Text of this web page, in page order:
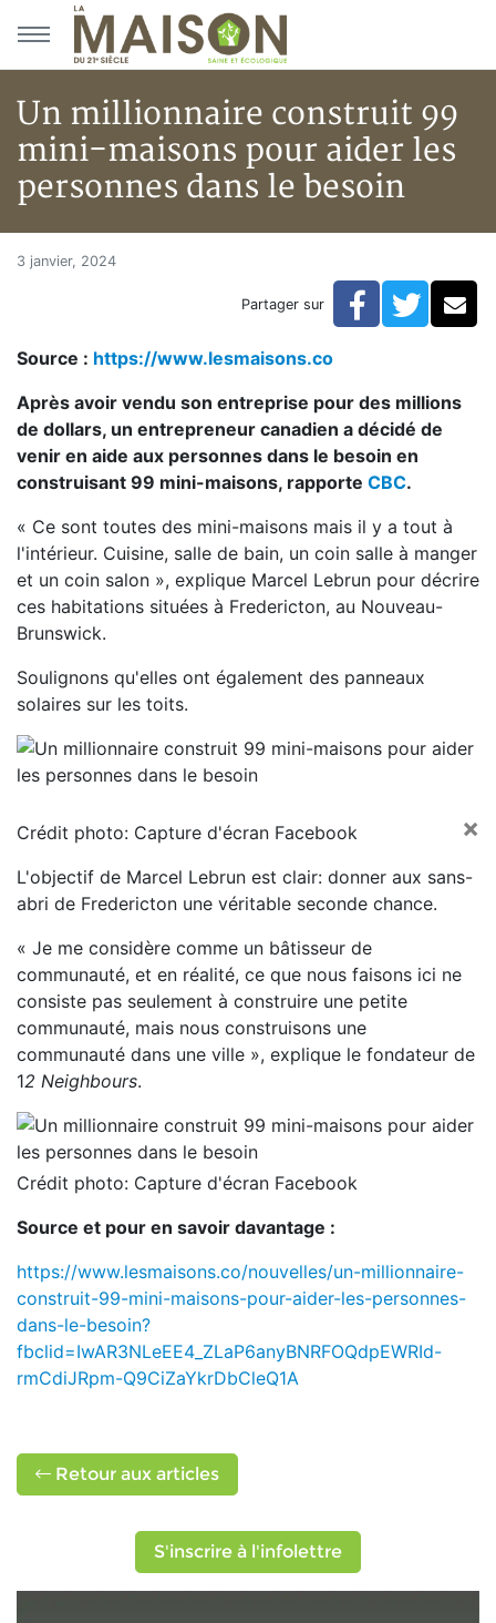
Aller au menu principal
Aller au contenu principal
Un millionnaire construit 99
mini-maisons pour aider les
personnes dans le besoin
Accueil
Un millionnaire construit 99
3 janvier, 2024
Partager sur Facebook
Source : https://www.lesmaisons.co
Après avoir vendu son entreprise pour des millions
de dollars, un entrepreneur canadien a décidé de
venir en aide aux personnes dans le besoin en
construisant 99 mini-maisons, rapporte CBC.
« Ce sont toutes des mini-maisons mais il y a tout à
l'intérieur. Cuisine, salle de bain, un coin salle à manger
et un coin salon », explique Marcel Lebrun pour décrire
ces habitations situées à Fredericton, au Nouveau-
Brunswick.
Soulignons qu'elles ont également des panneaux
solaires sur les toits.
×
Crédit photo: Capture d'écran Facebook
L'objectif de Marcel Lebrun est clair: donner aux sans-
abri de Fredericton une véritable seconde chance.
« Je me considère comme un bâtisseur de
communauté, et en réalité, ce que nous faisons ici ne
consiste pas seulement à construire une petite
communauté, mais nous construisons une
communauté dans une ville », explique le fondateur de
12 Neighbours.
Crédit photo: Capture d'écran Facebook
Source et pour en savoir davantage :
https://www.lesmaisons.co/nouvelles/un-millionnaire-
construit-99-mini-maisons-pour-aider-les-personnes-
dans-le-besoin?
fbclid=IwAR3NLeEE4_ZLaP6anyBNRFOQdpEWRId-
rmCdiJRpm-Q9CiZaYkrDbCleQ1A
Retour aux articles
S'inscrire à l'infolettre